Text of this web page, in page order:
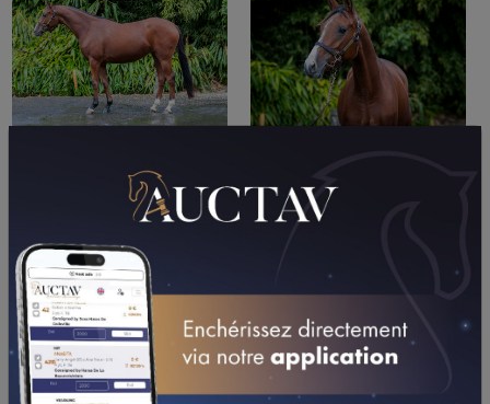
PERFORMANCES
2024
14/09/24 6ÈMESERG. RAFFAELLO (MONT DE MARSAN)